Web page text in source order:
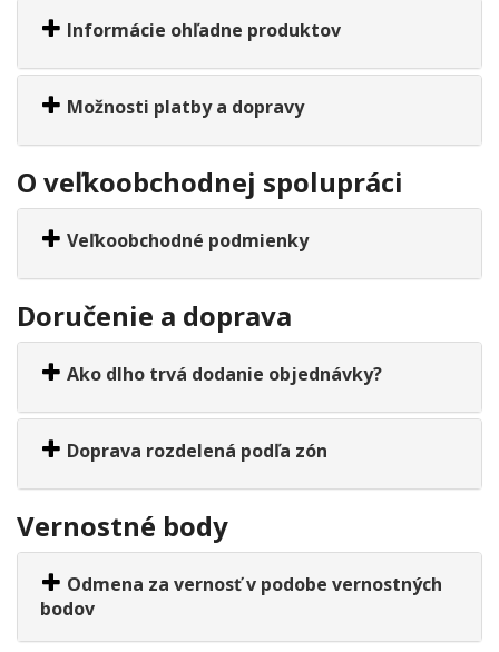
Informácie ohľadne produktov
Možnosti platby a dopravy
O veľkoobchodnej spolupráci
Veľkoobchodné podmienky
Doručenie a doprava
Ako dlho trvá dodanie objednávky?
Doprava rozdelená podľa zón
Vernostné body
Odmena za vernosť v podobe vernostných
bodov